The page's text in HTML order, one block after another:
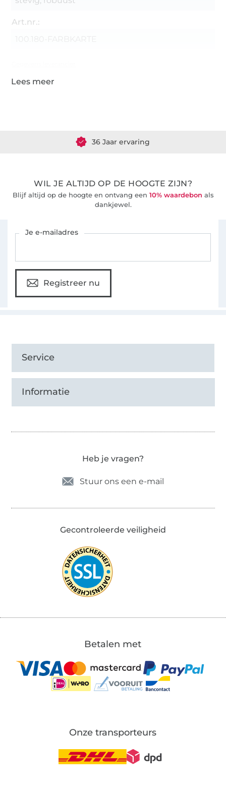
Art.nr.:
36 Jaar ervaring
WIL JE ALTIJD OP DE HOOGTE ZIJN?
Blijf altijd op de hoogte en ontvang een 10% waardebon als
dankjewel.
Je e-mailadres
Registreer nu
Service
Informatie
Heb je vragen?
Stuur ons een e-mail
Gecontroleerde veiligheid
Betalen met
Onze transporteurs